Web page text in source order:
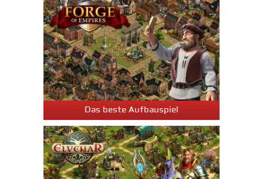
Das beste Aufbauspiel